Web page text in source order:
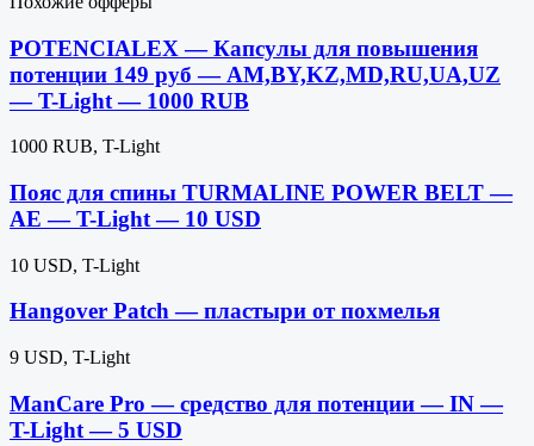
POTENCIALEX — Капсулы для повышения
потенции 149 руб — AM,BY,KZ,MD,RU,UA,UZ
— T-Light — 1000 RUB
1000 RUB, T-Light
Пояс для спины TURMALINE POWER BELT —
AE — T-Light — 10 USD
10 USD, T-Light
Hangover Patch — пластыри от похмелья
9 USD, T-Light
ManCare Pro — средство для потенции — IN —
T-Light — 5 USD